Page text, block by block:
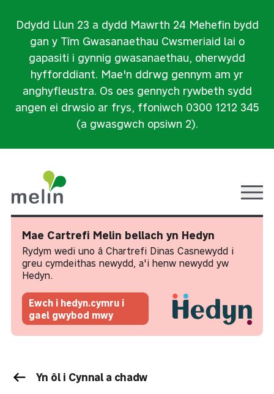
Ddydd Llun 23 a dydd Mawrth 24 Mehefin bydd
gan y Tîm Gwasanaethau Cwsmeriaid lai o
gapasiti i gynnig gwasanaethau, oherwydd
hyfforddiant. Mae'n ddrwg gennym am yr
anghyfleustra. Os oes gennych rywbeth sydd
angen ei drwsio ar frys, ffoniwch 0300 1212 345
(a gwasgwch opsiwn 2).
Mae Cartrefi Melin bellach yn Hedyn
Rydym wedi uno â Chartrefi Dinas Casnewydd i
greu cymdeithas newydd, a'i henw newydd yw
Hedyn.
Ewch i hedyn.cymru i
gael gwybod mwy
Yn ôl i Cynnal a chadw